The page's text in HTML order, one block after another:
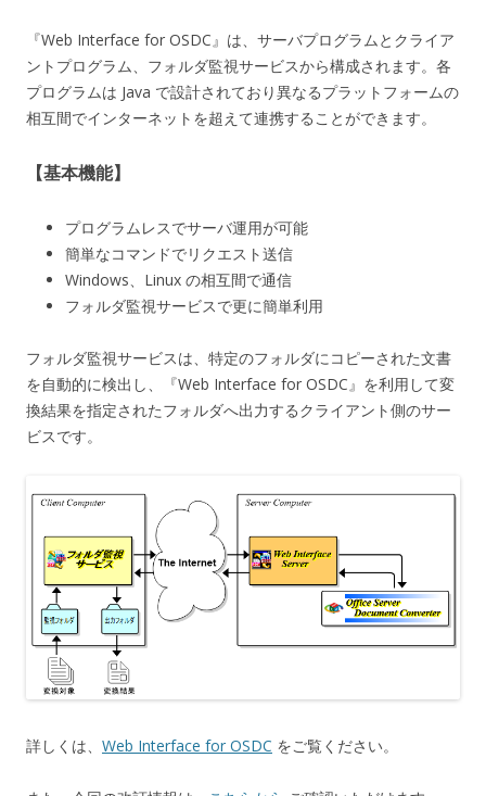
『Web Interface for OSDC』は、サーバプログラムとクライア
ントプログラム、フォルダ監視サービスから構成されます。各
プログラムは Java で設計されており異なるプラットフォームの
相互間でインターネットを超えて連携することができます。
【基本機能】
プログラムレスでサーバ運用が可能
簡単なコマンドでリクエスト送信
Windows、Linux の相互間で通信
フォルダ監視サービスで更に簡単利用
フォルダ監視サービスは、特定のフォルダにコピーされた文書
を自動的に検出し、『Web Interface for OSDC』を利用して変
換結果を指定されたフォルダへ出力するクライアント側のサー
ビスです。
詳しくは、 Web Interface for OSDC をご覧ください。